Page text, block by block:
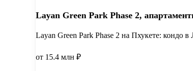
Layan Green Park Phase 2,
Layan Green Park Phase 2 на Пхукете:
от 15.4 млн ₽